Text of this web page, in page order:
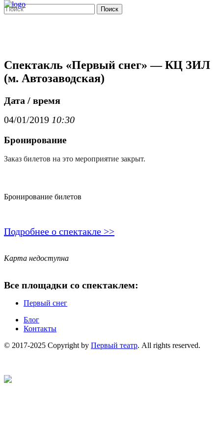
Поиск
Спектакль «Первый снег» — КЦ ЗИЛ
(м. Автозаводская)
Дата / время
04/01/2019 10:30
Бронирование
Заказ билетов на это мероприятие закрыт.
Бронирование билетов
Подробнее о спектакле >>
Карта недоступна
Все площадки со спектаклем:
Первый снег
Блог
Контакты
© 2017-2025 Copyright by Первый театр. All rights reserved.